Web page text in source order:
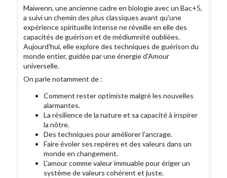
Maïwenn, une ancienne cadre en biologie avec un Bac+5,
a suivi un chemin des plus classiques avant qu'une
expérience spirituelle intense ne réveille en elle des
capacités de guérison et de médiumnité oubliées.
Aujourd'hui, elle explore des techniques de guérison du
monde entier, guidée par une énergie d'Amour
universelle.
On parle notamment de :
Comment rester optimiste malgré les nouvelles
alarmantes.
La résilience de la nature et sa capacité à inspirer
la nôtre.
Des techniques pour améliorer l'ancrage.
Faire évoler ses repères et des valeurs dans un
monde en changement.
L'amour comme valeur immuable pour ériger un
système de valeurs cohérent et juste.